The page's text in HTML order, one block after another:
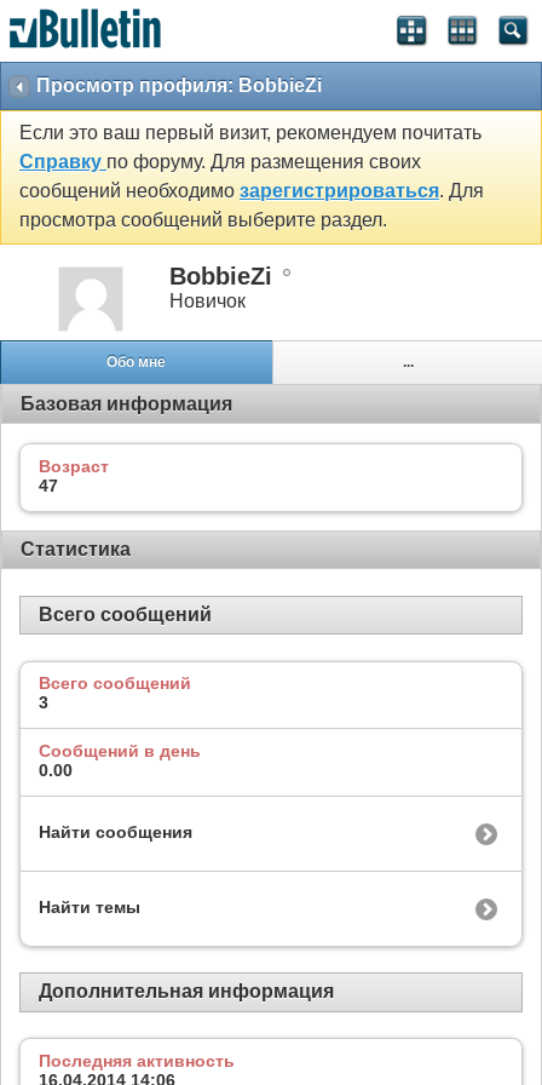
Просмотр профиля: BobbieZi
Если это ваш первый визит, рекомендуем почитать
Справку по форуму. Для размещения своих
сообщений необходимо зарегистрироваться. Для
просмотра сообщений выберите раздел.
BobbieZi
Новичок
Обо мне ...
Базовая информация
Возраст
47
Статистика
Всего сообщений
Всего сообщений
3
Сообщений в день
0.00
Найти сообщения
Найти темы
Дополнительная информация
Последняя активность
16.04.2014 14:06